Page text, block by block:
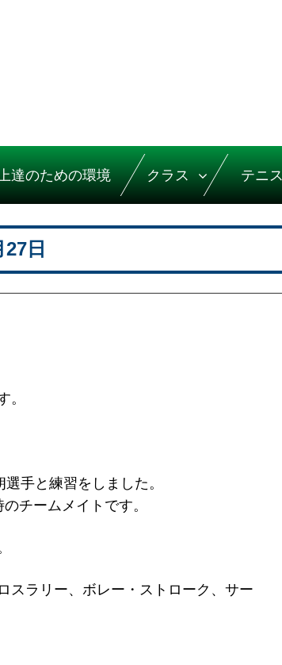
上達のための環境 クラス テニス
日
。
手と練習をしました。
チームメイトです。
スラリー、ボレー・ストローク、サー